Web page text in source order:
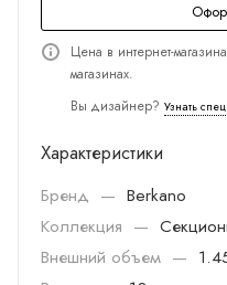
Цена в интернет-
магазинах.
Вы дизайнер? Узнать
Характеристики
Бренд — Berkano
Коллекция —
Внешний объем —